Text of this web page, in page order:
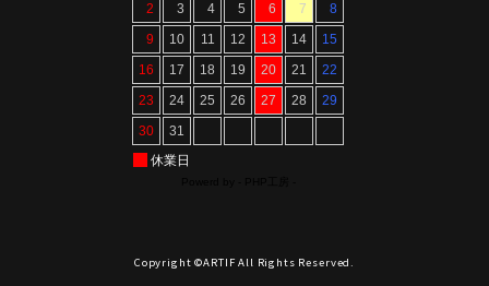
Copyright ©ARTIF All Rights Reserved.